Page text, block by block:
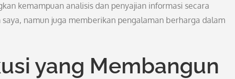
kemampuan analisis dan penyajian informasi secara
namun juga memberikan pengalaman berharga dalam
yang Membangun